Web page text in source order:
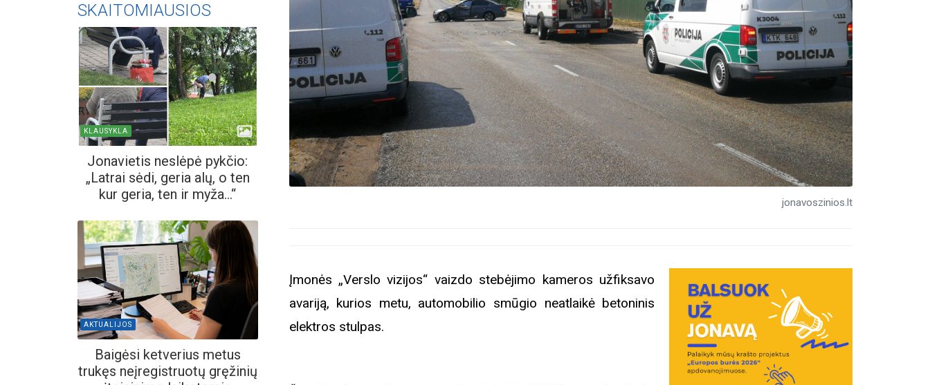
SKAITOMIAUSIOS
KLAUSYKLA
Jonavietis neslėpė pykčio:
„Latrai sėdi, geria alų, o ten
kur geria, ten ir myža...“
AKTUALIJOS
Baigėsi ketverius metus
trukęs neįregistruotų gręžinių
jonavoszinios.lt
Įmonės „Verslo vizijos“ vaizdo stebėjimo kameros užfiksavo
avariją, kurios metu, automobilio smūgio neatlaikė betoninis
elektros stulpas.